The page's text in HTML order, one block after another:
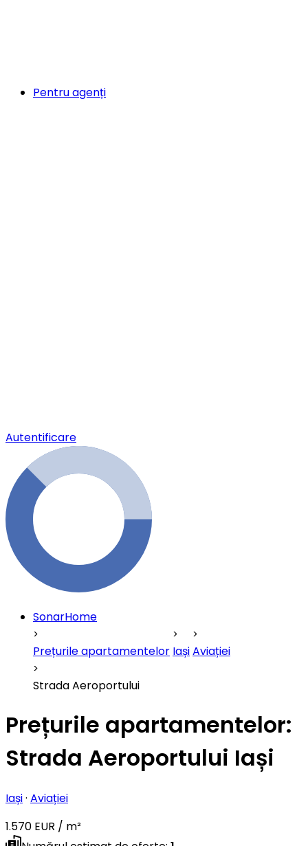
Pentru agenți
Autentificare
SonarHome
Prețurile apartamentelor IașiAviației
Strada Aeroportului
Prețurile apartamentelor:
Strada Aeroportului Iași
Iași· Aviației
1.570 EUR / m²